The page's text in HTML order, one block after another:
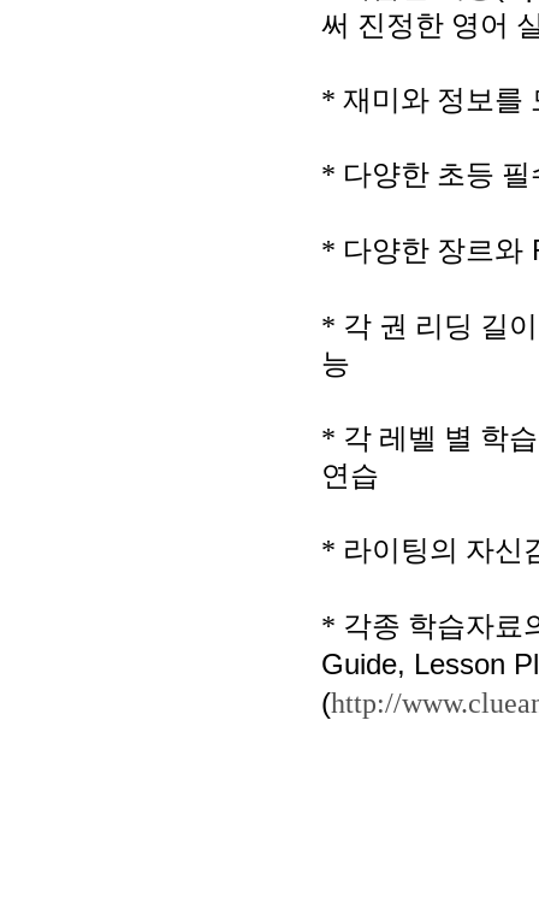
써 진정한 영어
* 재미와 정보를
* 다양한 초등
* 다양한 장르와
* 각 권 리딩 길
능
* 각 레벨 별 학
연습
* 라이팅의 자신
* 각종 학습자료
Guide, Lesson
(http://